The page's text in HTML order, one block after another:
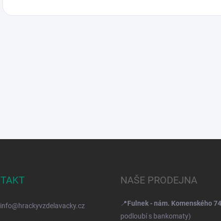
info@hrackyvzdelavacky.cz
NAŠE PRODEJNA
📍Fulnek - nám. Komenského 74
podloubí s bankomaty)